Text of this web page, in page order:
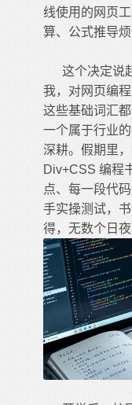
线使用的网页
算、公式推导
这个决定说
我，对网页编
这些基础词汇
一个属于行业
深耕。假期里
Div+CSS 编程
点、每一段代
手实操测试，
得，无数个日